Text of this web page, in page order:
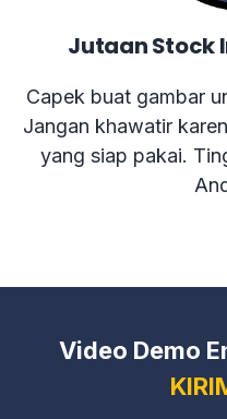
Jutaan Stock
Capek buat gambar
Jangan khawatir
yang siap pakai.
Video Demo